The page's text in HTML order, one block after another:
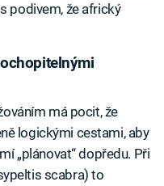
podivem, že africký
má pocit, že
logickými cestami, aby
„plánovat“ dopředu. Při
scabra) to